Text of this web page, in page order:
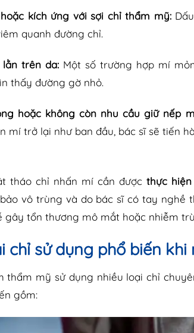
kích ứng với sợi chỉ thẩm mỹ:
quanh đường chỉ.
trên da:Một số trường hợp mí
thấy đường gờ nhỏ.
hoặc không còn nhu cầu giữ nếp
mí trở lại như ban đầu, bác sĩ sẽ tiến
tháo chỉ nhấn mí cần được thực
bảo vô trùng và do bác sĩ có tay nghề
gây tổn thương mô mắt hoặc nhiễm
chỉ sử dụng phổ biến khi
thẩm mỹ sử dụng nhiều loại chỉ
gồm: